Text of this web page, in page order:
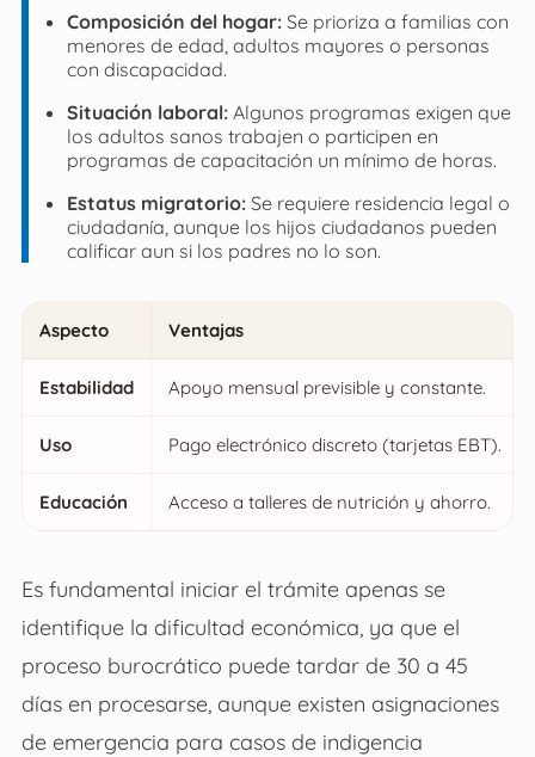
Composición del hogar:Se prioriza a familias con
menores de edad, adultos mayores o personas
con discapacidad.
Situación laboral:Algunos programas exigen que
los adultos sanos trabajen o participen en
programas de capacitación un mínimo de horas.
Estatus migratorio:Se requiere residencia legal o
ciudadanía, aunque los hijos ciudadanos pueden
calificar aun si los padres no lo son.
Aspecto Ventajas
Estabilidad Apoyo mensual previsible y constante.
Uso Pago electrónico discreto (tarjetas EBT).
Educación Acceso a talleres de nutrición y ahorro.
Es fundamental iniciar el trámite apenas se
identifique la dificultad económica, ya que el
proceso burocrático puede tardar de 30 a 45
días en procesarse, aunque existen asignaciones
de emergencia para casos de indigencia